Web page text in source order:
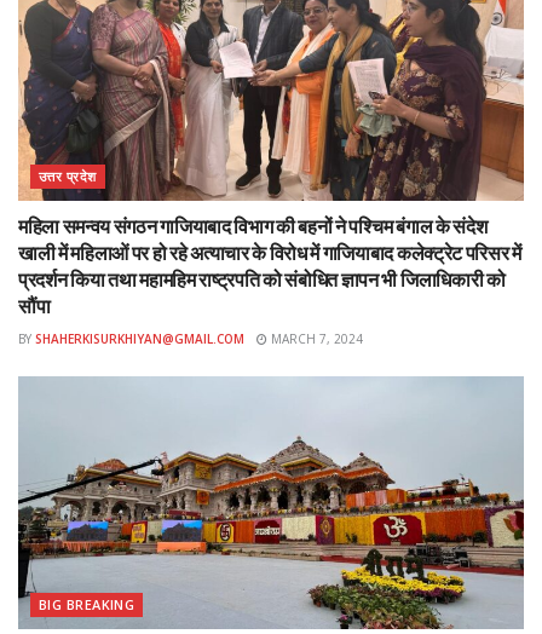
उत्तर प्रदेश
महिला समन्वय संगठन गाजियाबाद विभाग की बहनों ने पश्चिम बंगाल के संदेश
खाली में महिलाओं पर हो रहे अत्याचार के विरोध में गाजियाबाद कलेक्ट्रेट परिसर में
प्रदर्शन किया तथा महामहिम राष्ट्रपति को संबोधित ज्ञापन भी जिलाधिकारी को
सौंपा
BY SHAHERKISURKHIYAN@GMAIL.COM MARCH 7, 2024
BIG BREAKING